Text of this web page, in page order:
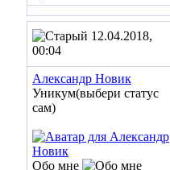
12.04.2018,
00:04
Александр Новик
Уникум(выбери статус
сам)
Обо мне